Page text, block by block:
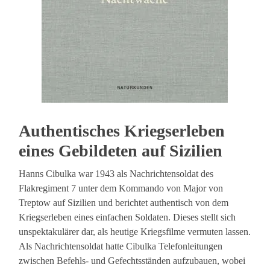
Authentisches Kriegserleben
eines Gebildeten auf Sizilien
Hanns Cibulka war 1943 als Nachrichtensoldat des
Flakregiment 7 unter dem Kommando von Major von
Treptow auf Sizilien und berichtet authentisch von dem
Kriegserleben eines einfachen Soldaten. Dieses stellt sich
unspektakulärer dar, als heutige Kriegsfilme vermuten lassen.
Als Nachrichtensoldat hatte Cibulka Telefonleitungen
zwischen Befehls- und Gefechtsständen aufzubauen, wobei